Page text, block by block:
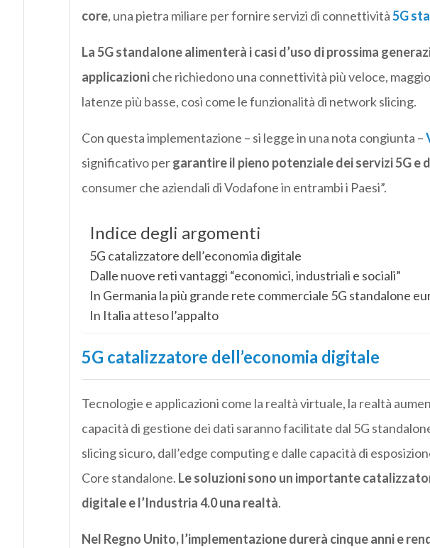
core, una pietra miliare per fornire servizi di connettività5G
La 5G standalone alimenterà i casi d’uso di prossima
applicazioniche richiedono una connettività più veloce,
latenze più basse, così come le funzionalità di network slicing.
Con questa implementazione – si legge in una nota congiunta –
significativo pergarantire il pieno potenziale dei servizi 5G e
consumer che aziendali di Vodafone in entrambi i Paesi”.
Indice degli argomenti
5G catalizzatore dell’economia digitale
Dalle nuove reti vantaggi “economici, industriali e sociali”
In Germania la più grande rete commerciale 5G standalone
In Italia atteso l’appalto
5G catalizzatore dell’economia digitale
Tecnologie e applicazioni come la realtà virtuale, la realtà
capacità di gestione dei dati saranno facilitate dal 5G
slicing sicuro, dall’edge computing e dalle capacità di
Core standalone. Le soluzioni sono un importante
digitale e l’Industria 4.0 una realtà.
Nel Regno Unito, l’implementazione durerà cinque anni e